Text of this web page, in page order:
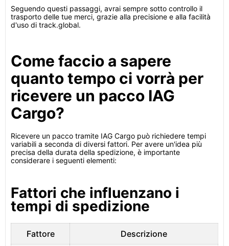
Seguendo questi passaggi, avrai sempre sotto controllo il
trasporto delle tue merci, grazie alla precisione e alla facilità
d'uso di track.global.
Come faccio a sapere
quanto tempo ci vorrà per
ricevere un pacco IAG
Cargo?
Ricevere un pacco tramite IAG Cargo può richiedere tempi
variabili a seconda di diversi fattori. Per avere un'idea più
precisa della durata della spedizione, è importante
considerare i seguenti elementi:
Fattori che influenzano i
tempi di spedizione
Fattore Descrizione